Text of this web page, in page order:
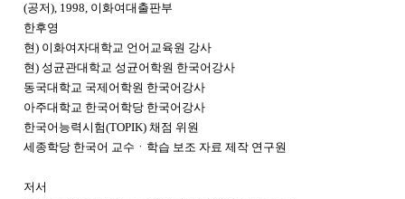
(공저), 1998, 이화여대출판부
한후영
현) 이화여자대학교 언어교육원 강사
현) 성균관대학교 성균어학원 한국어강사
동국대학교 국제어학원 한국어강사
아주대학교 한국어학당 한국어강사
한국어능력시험(TOPIK) 채점 위원
세종학당 한국어 교수ㆍ학습 보조 자료 제작 연구원
저서